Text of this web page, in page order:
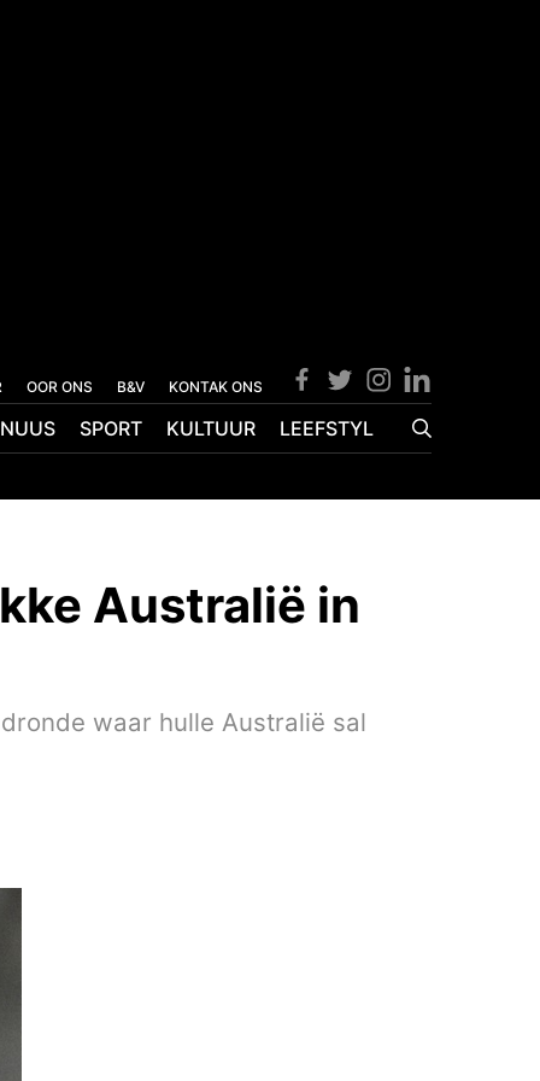
OOR ONS B&V KONTAK ONS
NUUS SPORT KULTUUR LEEFSTYL
Australië in
waar hulle Australië sal